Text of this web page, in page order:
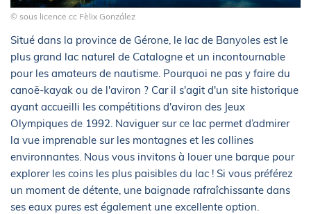
© sous licence cc Fèlix González
Situé dans la province de Gérone, le lac de Banyoles est le
plus grand lac naturel de Catalogne et un incontournable
pour les amateurs de nautisme. Pourquoi ne pas y faire du
canoë-kayak ou de l'aviron ? Car il s'agit d'un site historique
ayant accueilli les compétitions d'aviron des Jeux
Olympiques de 1992. Naviguer sur ce lac permet d’admirer
la vue imprenable sur les montagnes et les collines
environnantes. Nous vous invitons à louer une barque pour
explorer les coins les plus paisibles du lac ! Si vous préférez
un moment de détente, une baignade rafraîchissante dans
ses eaux pures est également une excellente option.